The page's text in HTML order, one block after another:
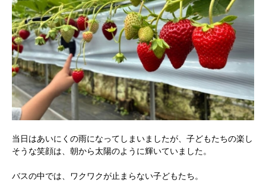
アクセス 教育特例校について
SHinE（PTA活動） 学費・諸費一覧
入園・入学について
制服 サポートランチ
スクールバス SHinE（PTA活動）
学費・諸費一覧 入園・入学について
学校見学・説明会
在校生保護者の方へ 卒業生からのメッセージ
English
Close
当日はあいにくの雨になってしまいましたが、子どもたちの楽し
そうな笑顔は、朝から太陽のように輝いていました。
バスの中では、ワクワクが止まらない子どもたち。